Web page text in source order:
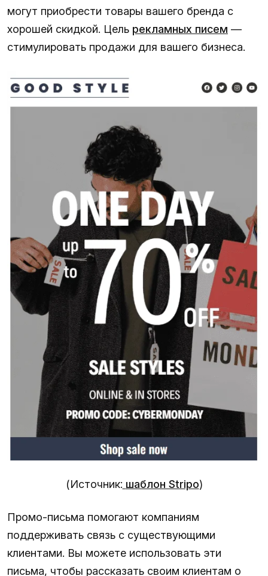
могут приобрести товары вашего бренда с
хорошей скидкой. Цель рекламных писем —
стимулировать продажи для вашего бизнеса.
(Источник: шаблон Stripo)
Промо-письма помогают компаниям
поддерживать связь с существующими
клиентами. Вы можете использовать эти
письма, чтобы рассказать своим клиентам о